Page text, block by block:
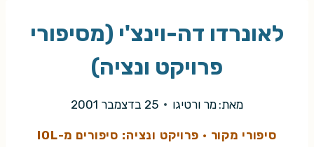
לאונרדו דה-וינצ'י (מסיפורי
פרויקט ונציה)
מאת: מר ורטיגו 25 בדצמבר 2001
סיפורי מקור · פרויקט ונציה: סיפורים מ-IOL